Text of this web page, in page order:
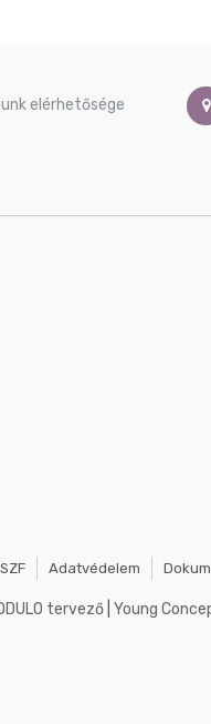
elérhetősége
Adatvédelem
tervező |Young